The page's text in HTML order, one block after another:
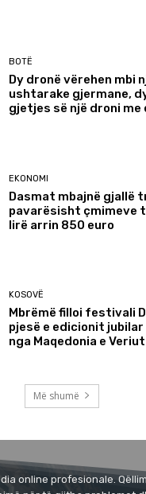
BOTË
Dy dronë vërehen mbi
ushtarake gjermane,
gjetjes së një droni me
EKONOMI
Dasmat mbajnë gjallë
pavarësisht çmimeve
lirë arrin 850 euro
KOSOVË
Mbrëmë filloi festivali
pjesë e edicionit jubilar
nga Maqedonia e Veriut
Më shumë
online profesionale.